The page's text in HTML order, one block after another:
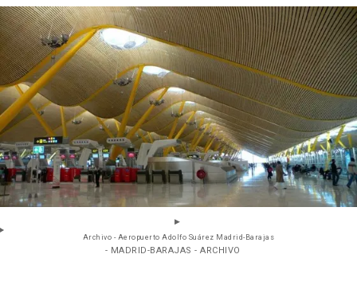
Archivo - Aeropuerto Adolfo Suárez Madrid-Barajas
- MADRID-BARAJAS - ARCHIVO